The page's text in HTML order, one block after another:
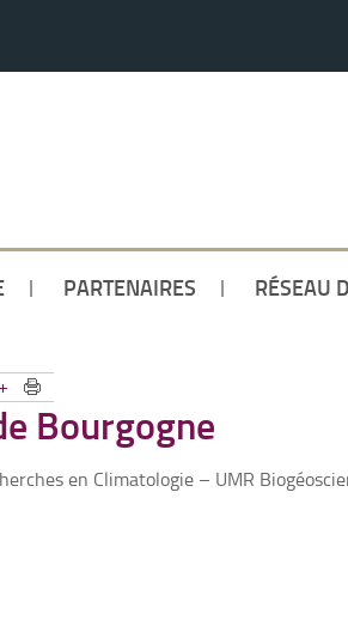
PARTENAIRES RÉSEAU
Bourgogne
en Climatologie – UMR